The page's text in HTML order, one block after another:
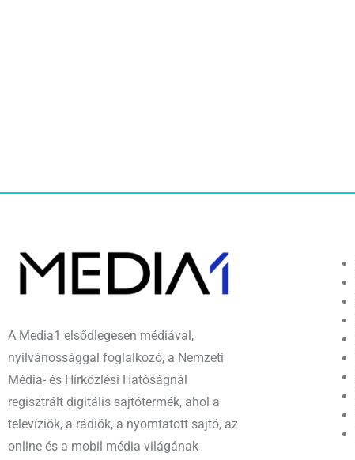
A Media1 elsődlegesen médiával,
nyilvánossággal foglalkozó, a Nemzeti
Média- és Hírközlési Hatóságnál
regisztrált digitális sajtótermék, ahol a
televíziók, a rádiók, a nyomtatott sajtó, az
online és a mobil média világának